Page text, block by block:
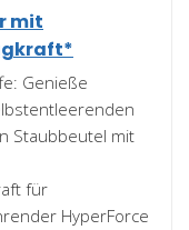
mit
Genieße
Staubbeutel mit
für
HyperForce